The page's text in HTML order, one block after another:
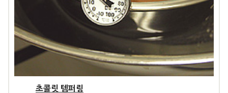
초콜릿 템퍼링